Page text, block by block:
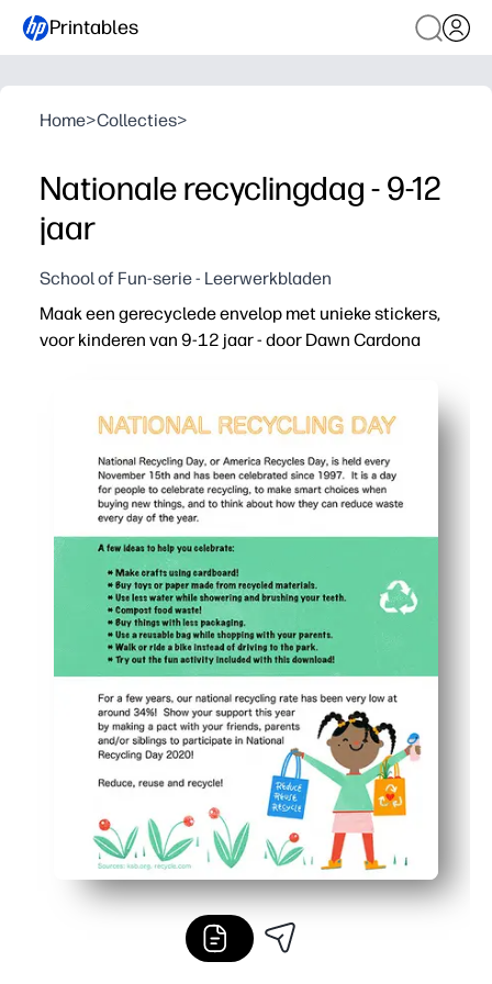
Printables
Home>Collecties>
Nationale recyclingdag - 9-12
jaar
School of Fun-serie - Leerwerkbladen
Maak een gerecyclede envelop met unieke stickers,
voor kinderen van 9-12 jaar - door Dawn Cardona